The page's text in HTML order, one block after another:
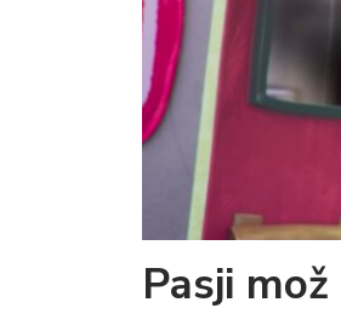
Pasji mož